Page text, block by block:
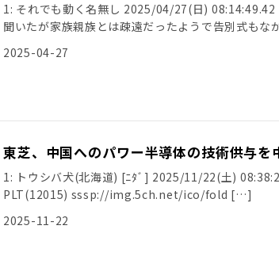
1: それでも動く名無し 2025/04/27(日) 08:14:49.42
聞いたが家族親族とは疎遠だったようで告別式もな
2025-04-27
東芝、中国へのパワー半導体の技術供与を
1: トウシバ犬(北海道) [ﾆﾀﾞ] 2025/11/22(土)
PLT(12015) sssp://img.5ch.net/ico/fold […]
2025-11-22